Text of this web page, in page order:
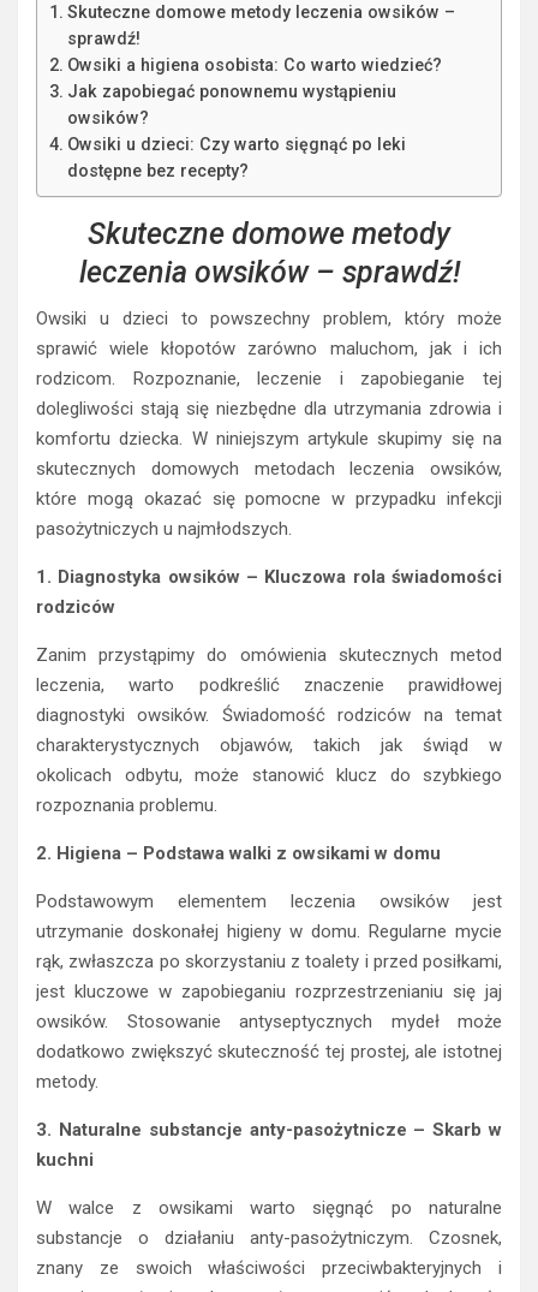
Skuteczne domowe metody leczenia owsików –
sprawdź!
Owsiki a higiena osobista: Co warto wiedzieć?
Jak zapobiegać ponownemu wystąpieniu
owsików?
Owsiki u dzieci: Czy warto sięgnąć po leki
dostępne bez recepty?
Skuteczne domowe metody
leczenia owsików – sprawdź!
Owsiki u dzieci to powszechny problem, który może
sprawić wiele kłopotów zarówno maluchom, jak i ich
rodzicom. Rozpoznanie, leczenie i zapobieganie tej
dolegliwości stają się niezbędne dla utrzymania zdrowia i
komfortu dziecka. W niniejszym artykule skupimy się na
skutecznych domowych metodach leczenia owsików,
które mogą okazać się pomocne w przypadku infekcji
pasożytniczych u najmłodszych.
1. Diagnostyka owsików – Kluczowa rola świadomości
rodziców
Zanim przystąpimy do omówienia skutecznych metod
leczenia, warto podkreślić znaczenie prawidłowej
diagnostyki owsików. Świadomość rodziców na temat
charakterystycznych objawów, takich jak świąd w
okolicach odbytu, może stanowić klucz do szybkiego
rozpoznania problemu.
2. Higiena – Podstawa walki z owsikami w domu
Podstawowym elementem leczenia owsików jest
utrzymanie doskonałej higieny w domu. Regularne mycie
rąk, zwłaszcza po skorzystaniu z toalety i przed posiłkami,
jest kluczowe w zapobieganiu rozprzestrzenianiu się jaj
owsików. Stosowanie antyseptycznych mydeł może
dodatkowo zwiększyć skuteczność tej prostej, ale istotnej
metody.
3. Naturalne substancje anty-pasożytnicze – Skarb w
kuchni
W walce z owsikami warto sięgnąć po naturalne
substancje o działaniu anty-pasożytniczym. Czosnek,
znany ze swoich właściwości przeciwbakteryjnych i